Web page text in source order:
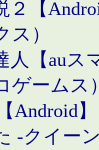
２【
ス）
人【auス
ゲームス
Android
-クイー